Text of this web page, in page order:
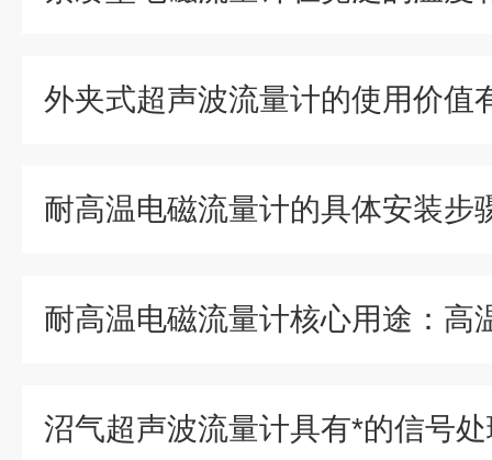
外夹式超声波流量计的使用价值
耐高温电磁流量计的具体安装步
沼气超声波流量计具有*的信号